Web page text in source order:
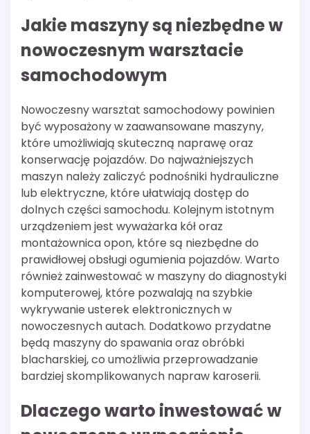
Jakie maszyny są niezbędne w
nowoczesnym warsztacie
samochodowym
Nowoczesny warsztat samochodowy powinien
być wyposażony w zaawansowane maszyny,
które umożliwiają skuteczną naprawę oraz
konserwację pojazdów. Do najważniejszych
maszyn należy zaliczyć podnośniki hydrauliczne
lub elektryczne, które ułatwiają dostęp do
dolnych części samochodu. Kolejnym istotnym
urządzeniem jest wyważarka kół oraz
montażownica opon, które są niezbędne do
prawidłowej obsługi ogumienia pojazdów. Warto
również zainwestować w maszyny do diagnostyki
komputerowej, które pozwalają na szybkie
wykrywanie usterek elektronicznych w
nowoczesnych autach. Dodatkowo przydatne
będą maszyny do spawania oraz obróbki
blacharskiej, co umożliwia przeprowadzanie
bardziej skomplikowanych napraw karoserii.
Dlaczego warto inwestować w